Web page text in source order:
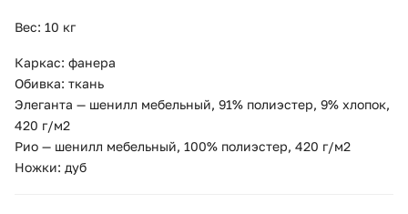
Вес: 10 кг
Каркас: фанера
Обивка: ткань
Элеганта — шенилл мебельный, 91% полиэстер, 9% хлопок,
420 г/м2
Рио — шенилл мебельный, 100% полиэстер, 420 г/м2
Ножки: дуб